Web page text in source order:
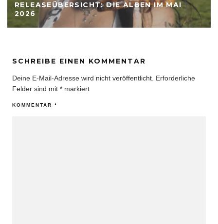
RELEASEÜBERSICHT: DIE ALBEN IM MAI
2026
SCHREIBE EINEN KOMMENTAR
Deine E-Mail-Adresse wird nicht veröffentlicht. Erforderliche
Felder sind mit * markiert
KOMMENTAR *